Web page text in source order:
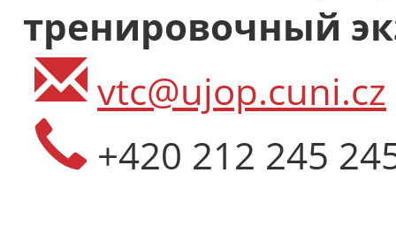
тренировочный
vtc@ujop.cuni.cz
+420 212 245